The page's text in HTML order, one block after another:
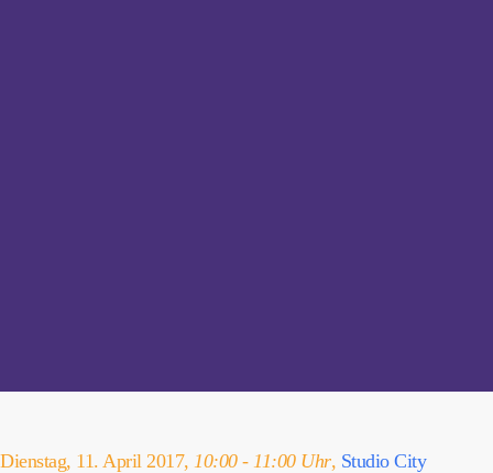
Dienstag, 11. April 2017, 10:00 - 11:00 Uhr, Studio City